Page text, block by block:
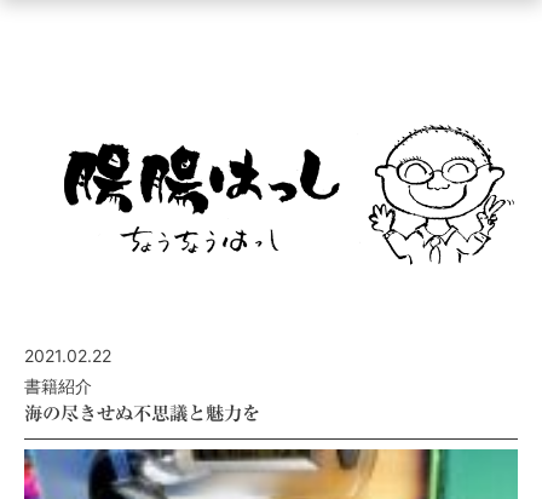
く
2021.02.22
書籍紹介
海の尽きせぬ不思議と魅力を